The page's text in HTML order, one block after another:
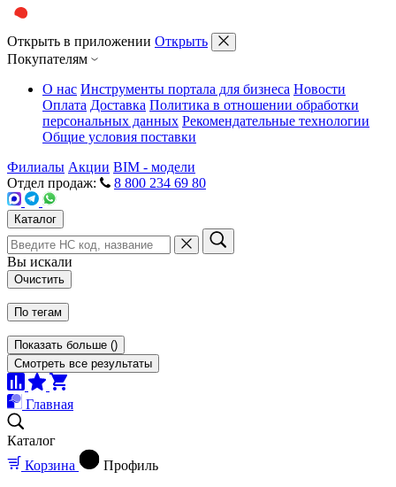
Открыть в приложении Открыть
Покупателям
О нас Инструменты портала для бизнеса Новости
Оплата Доставка Политика в отношении обработки
персональных данных Рекомендательные технологии
Общие условия поставки
Филиалы Акции BIM - модели
Отдел продаж:
8 800 234 69 80
Каталог
Вы искали
Очистить
По тегам
Показать больше ()
Смотреть все результаты
Главная
Каталог
Корзина
Профиль